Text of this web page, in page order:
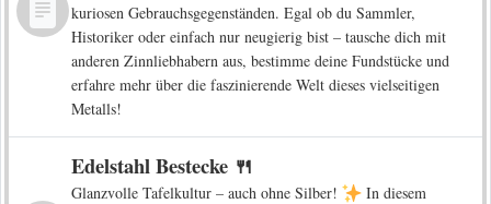
kuriosen Gebrauchsgegenständen. Egal ob du Sammler,
Historiker oder einfach nur neugierig bist – tausche dich mit
anderen Zinnliebhabern aus, bestimme deine Fundstücke und
erfahre mehr über die faszinierende Welt dieses vielseitigen
Metalls!
Edelstahl Bestecke 🍴
Glanzvolle Tafelkultur – auch ohne Silber!
In diesem